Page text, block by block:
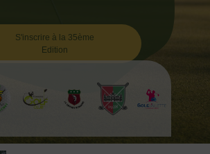
S'inscrire à la 35ème
Edition